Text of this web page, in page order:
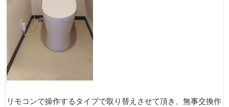
リモコンで操作するタイプで取り替えさせて頂き、無事交換作